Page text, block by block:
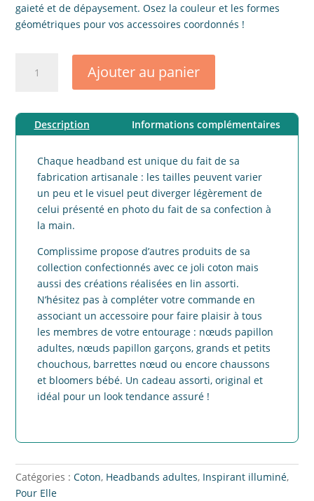
gaieté et de dépaysement. Osez la couleur et les formes
géométriques pour vos accessoires coordonnés !
coton
Ajouter au panier
Description Informations complémentaires
Chaque headband est unique du fait de sa
fabrication artisanale : les tailles peuvent varier
un peu et le visuel peut diverger légèrement de
celui présenté en photo du fait de sa confection à
la main.
Complissime propose d’autres produits de sa
collection confectionnés avec ce joli coton mais
aussi des créations réalisées en lin assorti.
N’hésitez pas à compléter votre commande en
associant un accessoire pour faire plaisir à tous
les membres de votre entourage : nœuds papillon
adultes, nœuds papillon garçons, grands et petits
chouchous, barrettes nœud ou encore chaussons
et bloomers bébé. Un cadeau assorti, original et
idéal pour un look tendance assuré !
Catégories :Coton, Headbands adultes, Inspirant illuminé,
Pour Elle